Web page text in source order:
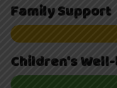
Family Support
Children's